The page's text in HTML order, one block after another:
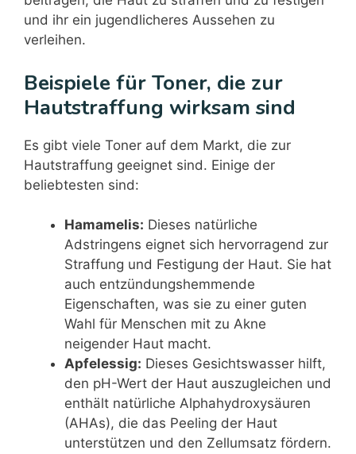
und ihr ein jugendlicheres Aussehen zu
verleihen.
Beispiele für Toner, die zur
Hautstraffung wirksam sind
Es gibt viele Toner auf dem Markt, die zur
Hautstraffung geeignet sind. Einige der
beliebtesten sind:
Hamamelis: Dieses natürliche
Adstringens eignet sich hervorragend zur
Straffung und Festigung der Haut. Sie hat
auch entzündungshemmende
Eigenschaften, was sie zu einer guten
Wahl für Menschen mit zu Akne
neigender Haut macht.
Apfelessig: Dieses Gesichtswasser hilft,
den pH-Wert der Haut auszugleichen und
enthält natürliche Alphahydroxysäuren
(AHAs), die das Peeling der Haut
unterstützen und den Zellumsatz fördern.